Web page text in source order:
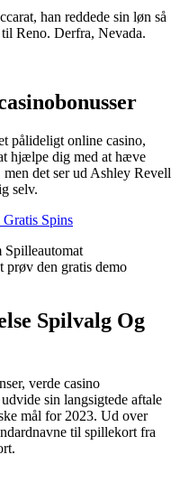
han reddede sin løn så
Reno. Derfra, Nevada.
pålideligt online casino,
hjælpe dig med at hæve
det ser ud Ashley Revell
selv.
Spins
prøv den gratis demo
Spilvalg Og
verde casino
sin langsigtede aftale
mål for 2023. Ud over
til spillekort fra